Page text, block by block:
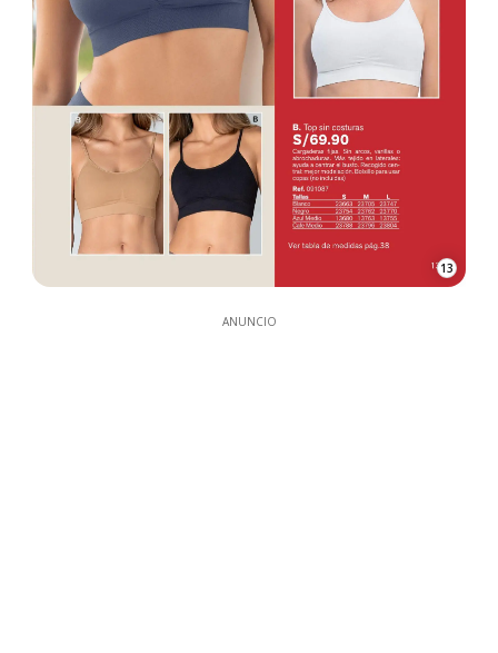
13
ANUNCIO